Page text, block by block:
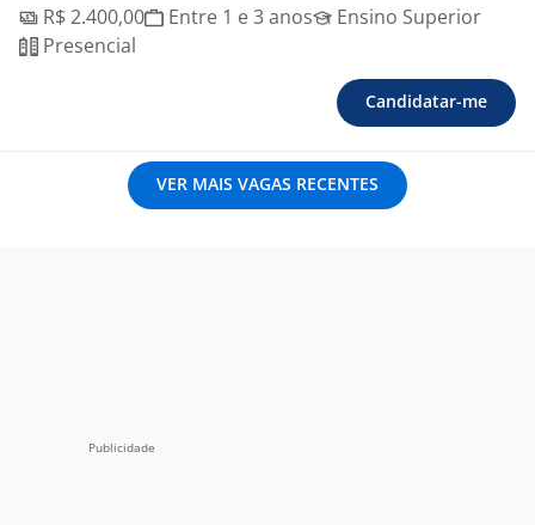
R$ 2.400,00
Entre 1 e 3 anos
Ensino Superior
Presencial
Candidatar-me
VER MAIS VAGAS RECENTES